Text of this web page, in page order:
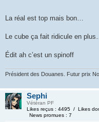
La réal est top mais bon…
Le cube ça fait ridicule en plus…
Édit ah c’est un spinoff
Président des Douanes. Futur prix
Sephi
Vétéran PF
Likes reçus : 4495 / Likes
News promues : 7